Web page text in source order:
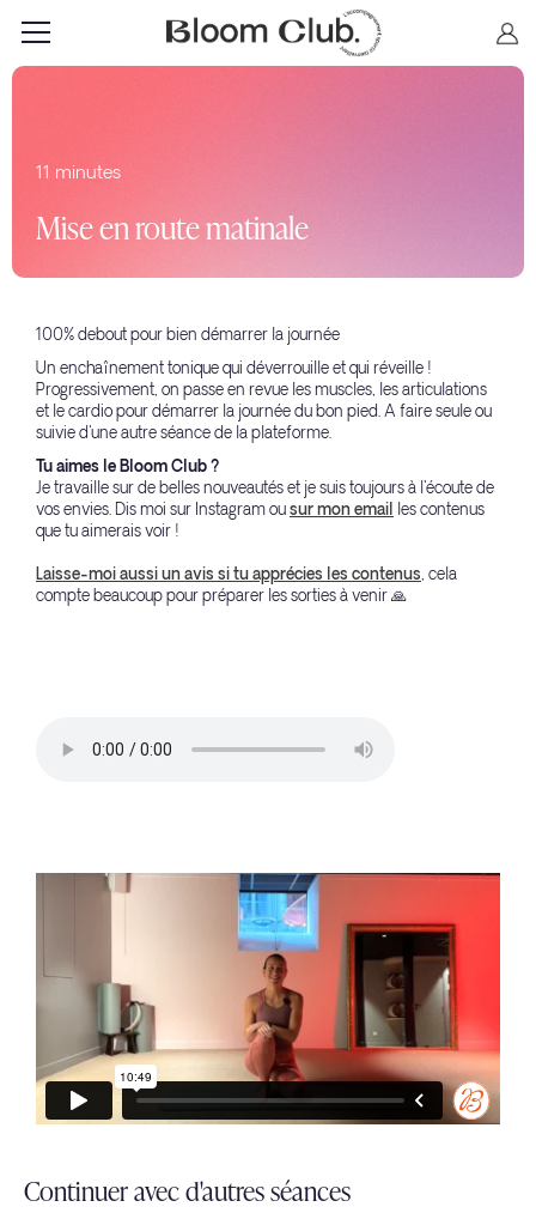
11 minutes
Mise en route matinale
100% debout pour bien démarrer la journée
Un enchaînement tonique qui déverrouille et qui réveille !
Progressivement, on passe en revue les muscles, les articulations
et le cardio pour démarrer la journée du bon pied. A faire seule ou
suivie d'une autre séance de la plateforme.
Tu aimes le Bloom Club ?
Je travaille sur de belles nouveautés et je suis toujours à l'écoute de
vos envies. Dis moi sur Instagram ousur mon email les contenus
que tu aimerais voir !
Laisse-moi aussi un avis si tu apprécies les contenus, cela
compte beaucoup pour préparer les sorties à venir 🙏
Continuer avec d'autres séances